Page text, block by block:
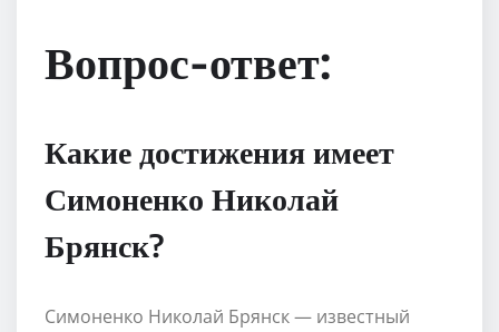
Вопрос-ответ:
Какие достижения имеет
Симоненко Николай
Брянск?
Симоненко Николай Брянск — известный